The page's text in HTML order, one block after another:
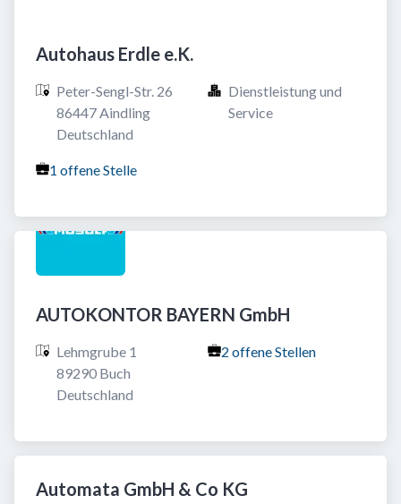
Autohaus Erdle e.K.
Peter-Sengl-Str. 26
86447 Aindling
Deutschland
Dienstleistung und
Service
1 offene Stelle
AUTOKONTOR BAYERN GmbH
Lehmgrube 1
89290 Buch
Deutschland
2 offene Stellen
Automata GmbH & Co KG